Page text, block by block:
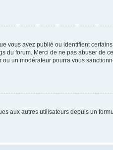
vous avez publié ou identifient
du forum. Merci de ne pas abuser de
un modérateur pourra vous
aux autres utilisateurs depuis un